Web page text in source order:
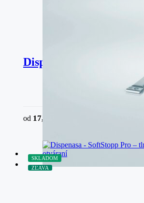
Dispensa – uchytenie ?ela
od 17,05
SKLADOM
ZĽAVA